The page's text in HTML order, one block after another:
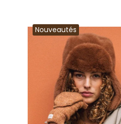
Nouveautés